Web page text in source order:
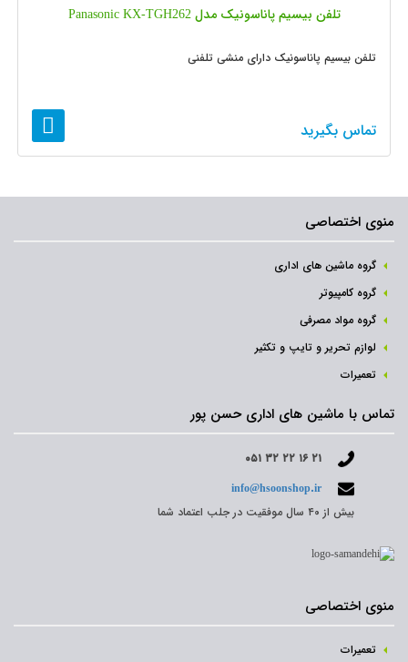
تلفن بیسیم پاناسونیک مدل Panasonic KX-TGH262
تلفن بیسیم پاناسونیک دارای منشی تلفنی
تماس بگیرید
منوی اختصاصی
گروه ماشین های اداری
گروه کامپیوتر
گروه مواد مصرفی
لوازم تحریر و تایپ و تکثیر
تعمیرات
تماس با ماشین های اداری حسن پور
۰۵۱ ۳۲ ۲۲ ۱۶ ۲۱
info@hsoonshop.ir
بیش از ۴۰ سال موفقیت در جلب اعتماد شما
منوی اختصاصی
تعمیرات